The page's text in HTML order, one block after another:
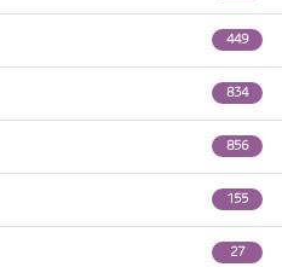
449
834
856
155
27